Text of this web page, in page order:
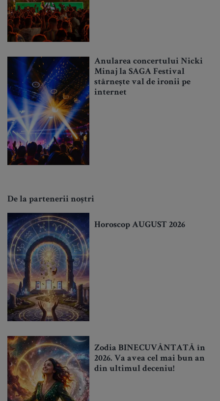
Anularea concertului Nicki
Minaj la SAGA Festival
stârnește val de ironii pe
internet
De la partenerii noștri
Horoscop AUGUST 2026
Zodia BINECUVÂNTATĂ în
2026. Va avea cel mai bun an
din ultimul deceniu!